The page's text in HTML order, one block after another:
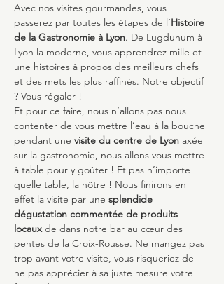
Avec nos visites gourmandes, vous
passerez par toutes les étapes de l’Histoire
de la Gastronomie à Lyon. De Lugdunum à
Lyon la moderne, vous apprendrez mille et
une histoires à propos des meilleurs chefs
et des mets les plus raffinés. Notre objectif
? Vous régaler !
Et pour ce faire, nous n’allons pas nous
contenter de vous mettre l’eau à la bouche
pendant une visite du centre de Lyon axée
sur la gastronomie, nous allons vous mettre
à table pour y goûter ! Et pas n’importe
quelle table, la nôtre ! Nous finirons en
effet la visite par une splendide
dégustation commentée de produits
locaux de dans notre bar au cœur des
pentes de la Croix-Rousse. Ne mangez pas
trop avant votre visite, vous risqueriez de
ne pas apprécier à sa juste mesure votre